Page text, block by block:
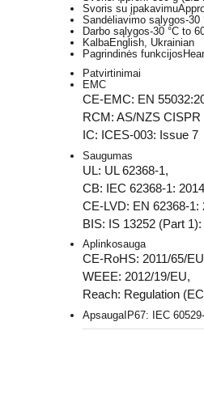
Svoris su įpakavimu
Sandėliavimo sąlygos-30
Darbo sąlygos-30 °C to
KalbaEnglish, Ukrainian
Pagrindinės funkcijos
Patvirtinimai
EMC
CE-EMC: EN
RCM: AS/NZS CISPR
IC: ICES-003: Issue 7
Saugumas
UL: UL 62368-1,
CB: IEC 62368-1:
CE-LVD: EN 62368-1:
BIS: IS 13252 (Part
Aplinkosauga
CE-RoHS: 2011/65/
WEEE: 2012/19/EU,
Reach: Regulation
ApsaugaIP67: IEC